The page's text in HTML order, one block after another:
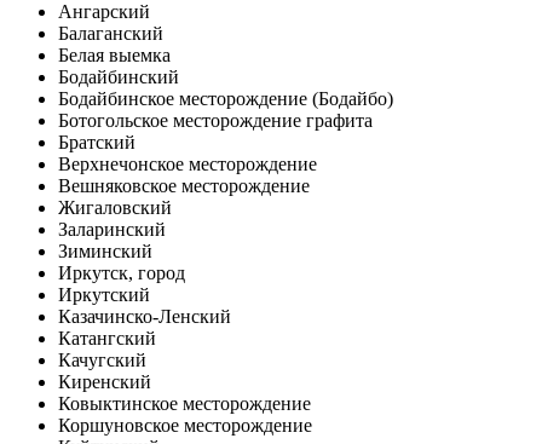
Ангарский
Балаганский
Белая выемка
Бодайбинский
Бодайбинское месторождение (Бодайбо)
Ботогольское месторождение графита
Братский
Верхнечонское месторождение
Вешняковское месторождение
Жигаловский
Заларинский
Зиминский
Иркутск, город
Иркутский
Казачинско-Ленский
Катангский
Качугский
Киренский
Ковыктинское месторождение
Коршуновское месторождение